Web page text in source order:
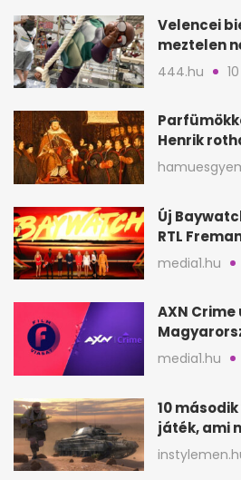
Velencei
meztelen
444.hu
Henrik
szagát
Új
RTL
készíti
media1.hu
AXN Crime
media1.hu
10
játék, ami
a képernyő